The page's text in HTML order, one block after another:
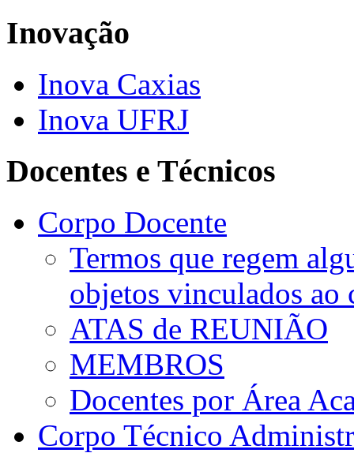
Inovação
Inova Caxias
Inova UFRJ
Docentes e Técnicos
Corpo Docente
Termos que regem
objetos vinculados ao
ATAS de REUNIÃO
MEMBROS
Docentes por Área
Corpo Técnico